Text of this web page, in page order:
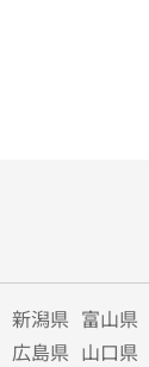
新潟県 富山県
広島県 山口県